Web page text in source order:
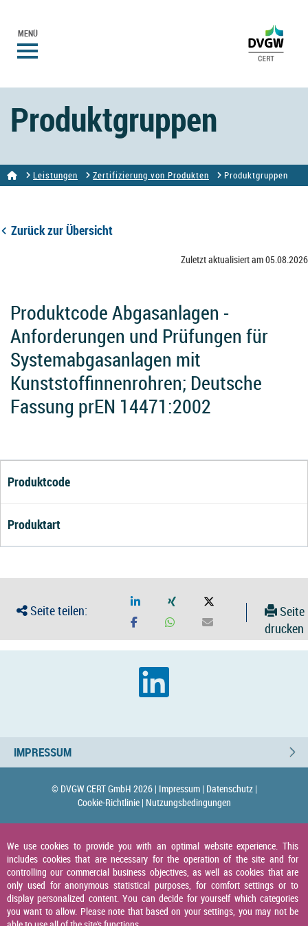
MENÜ
Produktgruppen
Leistungen Zertifizierung von Produkten Produktgruppen
Zurück zur Übersicht
Zuletzt aktualisiert am 05.08.2026
Produktcode Abgasanlagen -
Anforderungen und Prüfungen für
Systemabgasanlagen mit
Kunststoffinnenrohren; Deutsche
Fassung prEN 14471:2002
Produktcode
Produktart
Seite teilen:
Seite
drucken
IMPRESSUM
© DVGW CERT GmbH 2026 | Impressum | Datenschutz |
Cookie-Richtlinie | Nutzungsbedingungen
We use cookies to provide you with an optimal website experience. This
includes cookies that are necessary for the operation of the site and for
controlling our commercial business objectives, as well as cookies that are
only used for anonymous statistical purposes, for comfort settings or to
display personalized content. You can decide for yourself which categories
you want to allow. Please note that based on your settings, you may not be